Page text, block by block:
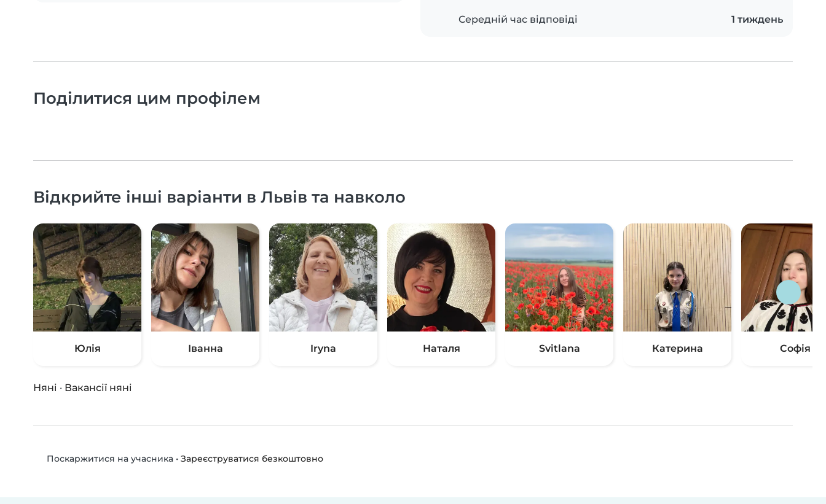
Середній час відповіді 1 тиждень
Поділитися цим профілем
Відкрийте інші варіанти в Львів та навколо
Юлія Іванна Iryna Наталя Svitlana Катерина Софія
Няні · Вакансії няні
Поскаржитися на учасника• Зареєструватися безкоштовно